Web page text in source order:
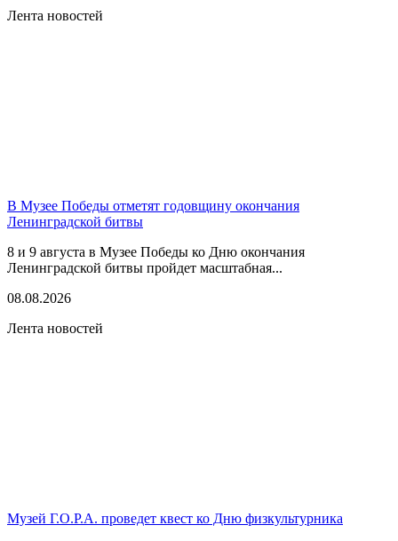
Лента новостей
В Музее Победы отметят годовщину окончания
Ленинградской битвы
8 и 9 августа в Музее Победы ко Дню окончания
Ленинградской битвы пройдет масштабная...
08.08.2026
Лента новостей
Музей Г.О.Р.А. проведет квест ко Дню физкультурника